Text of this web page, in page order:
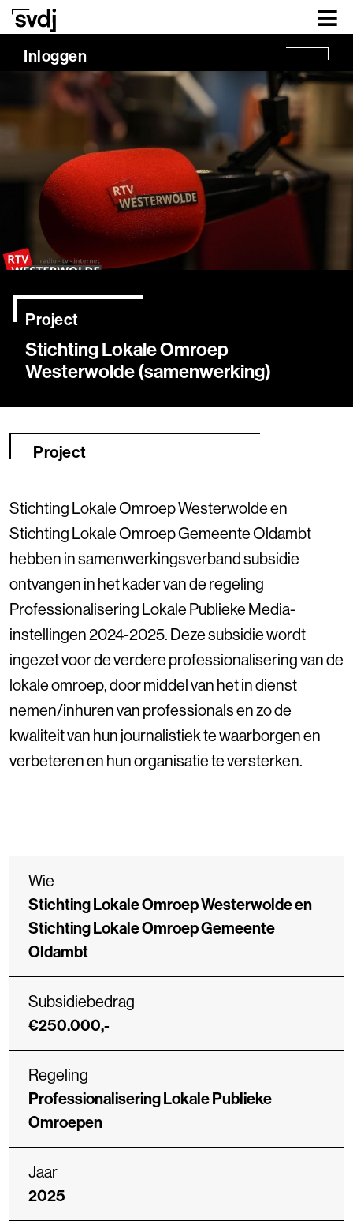
Naar hoofdinhoud
Inloggen
Stichting Lokale Omroep
Westerwolde (samenwerking)
Project
Project
Stichting Lokale Omroep Westerwolde en
Stichting Lokale Omroep Gemeente Oldambt
hebben in samenwerkingsverband subsidie
ontvangen in het kader van de regeling
Professionalisering Lokale Publieke Media-
instellingen 2024-2025. Deze subsidie wordt
ingezet voor de verdere professionalisering van de
lokale omroep, door middel van het in dienst
nemen/inhuren van professionals en zo de
kwaliteit van hun journalistiek te waarborgen en
verbeteren en hun organisatie te versterken.
Wie
Stichting Lokale Omroep Westerwolde en
Stichting Lokale Omroep Gemeente
Oldambt
Subsidiebedrag
€250.000,-
Regeling
Professionalisering Lokale Publieke
Omroepen
Jaar
2025